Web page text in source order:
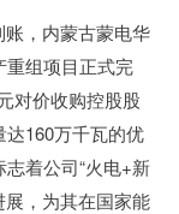
，内蒙古蒙电华
重组项目正式完
对价收购控股股
160万千瓦的优
着公司“火电+新
，为其在国家能